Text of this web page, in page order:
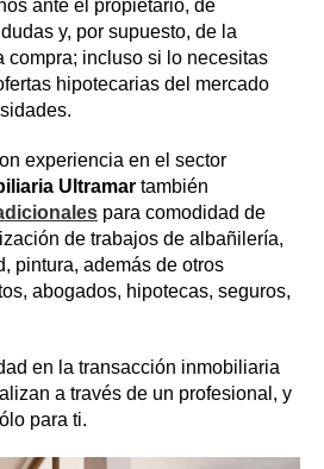
ante el propietario, de
y, por supuesto, de la
compra; incluso si lo necesitas
hipotecarias del mercado
experiencia en el sector
Ultramar también
para comodidad de
de trabajos de albañilería,
pintura, además de otros
abogados, hipotecas, seguros,
en la transacción inmobiliaria
a través de un profesional, y
para ti.